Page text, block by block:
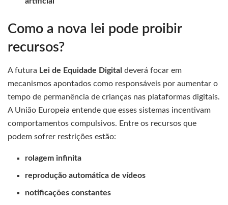
Como a nova lei pode proibir
recursos?
A futura Lei de Equidade Digital deverá focar em
mecanismos apontados como responsáveis por aumentar o
tempo de permanência de crianças nas plataformas digitais.
A União Europeia entende que esses sistemas incentivam
comportamentos compulsivos. Entre os recursos que
podem sofrer restrições estão:
rolagem infinita
reprodução automática de vídeos
notificações constantes